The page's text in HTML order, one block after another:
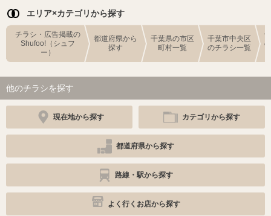
エリア×カテゴリから探す
チラシ・広告掲載の
Shufoo!（シュフ
ー）
都道府県から
探す
千葉県の市区
町村一覧
千葉市中央区
のチラシ一覧
他のチラシを探す
現在地から探す カテゴリから探す
都道府県から探す
路線・駅から探す
よく行くお店から探す